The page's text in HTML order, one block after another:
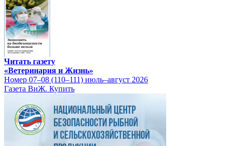
Читать газету
«Ветеринария и Жизнь»
Номер 07–08 (110–111) июль–август 2026
Газета ВиЖ. Купить